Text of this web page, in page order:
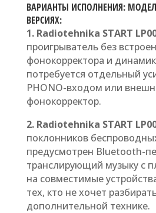
ВАРИАНТЫ ИСПОЛНЕНИЯ:
ВЕРСИЯХ:
1. Radiotehnika START
проигрыватель без
фонокорректора и
потребуется отдельный
PHONO-входом или
фонокорректор.
2. Radiotehnika START
поклонников
предусмотрен Bluetooth-
транслирующий музыку с
на совместимые
тех, кто не хочет
дополнительной технике.